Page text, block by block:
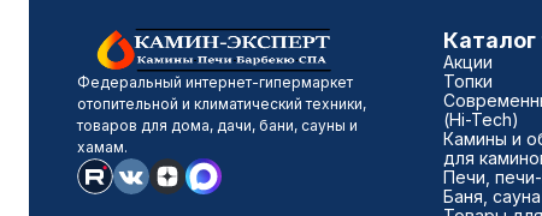
Федеральный интернет-гипермаркет
отопительной и климатический техники,
товаров для дома, дачи, бани, сауны и
хамам.
Каталог
Акции
Топки
(Hi-Tech)
Камины и
для
Печи,
Баня, сауна